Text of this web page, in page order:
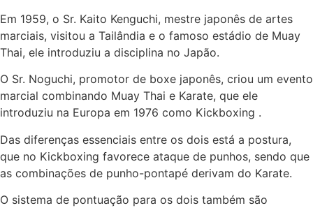
Em 1959, o Sr. Kaito Kenguchi, mestre japonês de artes
marciais, visitou a Tailândia e o famoso estádio de Muay
Thai, ele introduziu a disciplina no Japão.
O Sr. Noguchi, promotor de boxe japonês, criou um evento
marcial combinando Muay Thai e Karate, que ele
introduziu na Europa em 1976 como Kickboxing .
Das diferenças essenciais entre os dois está a postura,
que no Kickboxing favorece ataque de punhos, sendo que
as combinações de punho-pontapé derivam do Karate.
O sistema de pontuação para os dois também são